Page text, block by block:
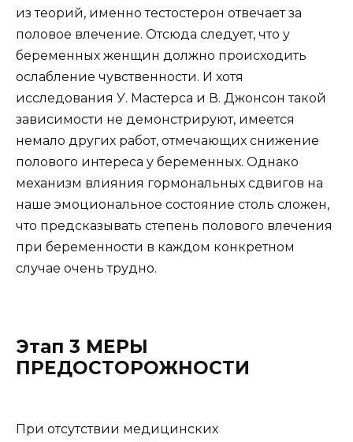
из теорий, именно тестостерон отвечает за
половое влечение. Отсюда следует, что у
беременных женщин должно происходить
ослабление чувственности. И хотя
исследования У. Мастерса и В. Джонсон такой
зависимости не демонстрируют, имеется
немало других работ, отмечающих снижение
полового интереса у беременных. Однако
механизм влияния гормональных сдвигов на
наше эмоциональное состояние столь сложен,
что предсказывать степень полового влечения
при беременности в каждом конкретном
случае очень трудно.
Этап 3 МЕРЫ
ПРЕДОСТОРОЖНОСТИ
При отсутствии медицинских